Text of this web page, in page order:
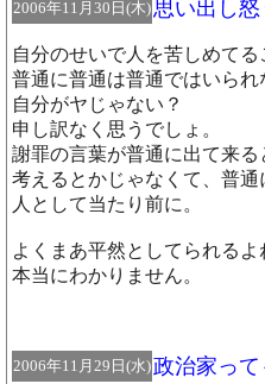
2006年11月30日(木)思い出し怒
自分のせいで人を苦しめて
普通に普通は普通ではいられ
自分がヤじゃない？
申し訳なく思うでしょ。
謝罪の言葉が普通に出て来る
考えるとかじゃなくて、普通
人として当たり前に。
よくまあ平然としてられるよ
本当にわかりません。
2006年11月29日(水)政治家っ